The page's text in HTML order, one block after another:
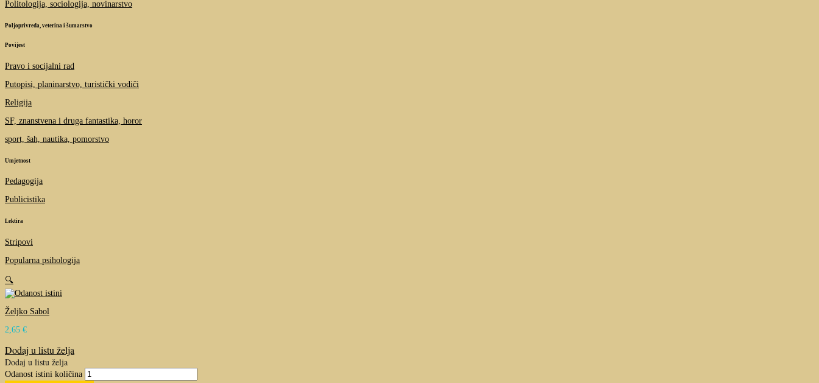
Politologija, sociologija, novinarstvo
Poljoprivreda, veterina i šumarstvo
Povijest
Pravo i socijalni rad
Putopisi, planinarstvo, turistički vodiči
Religija
SF, znanstvena i druga fantastika, horor
sport, šah, nautika, pomorstvo
Umjetnost
Pedagogija
Publicistika
Lektira
Stripovi
Popularna psihologija
🔍
Željko Sabol
2,65 €
Dodaj u listu želja
Dodaj u listu želja
Odanost istini količina